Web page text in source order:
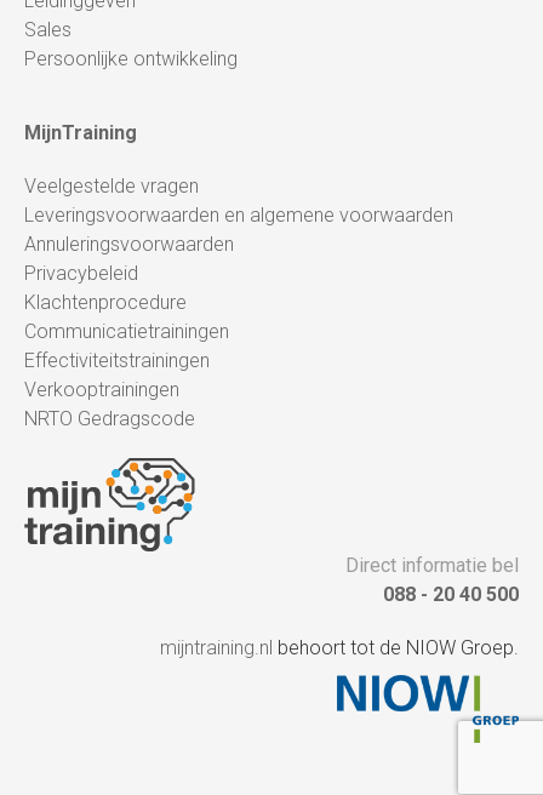
Sales
Persoonlijke ontwikkeling
MijnTraining
Veelgestelde vragen
Leveringsvoorwaarden en algemene voorwaarden
Annuleringsvoorwaarden
Privacybeleid
Klachtenprocedure
Communicatietrainingen
Effectiviteitstrainingen
Verkooptrainingen
NRTO Gedragscode
Direct informatie bel
088 - 20 40 500
mijntraining.nl behoort tot de NIOW Groep.